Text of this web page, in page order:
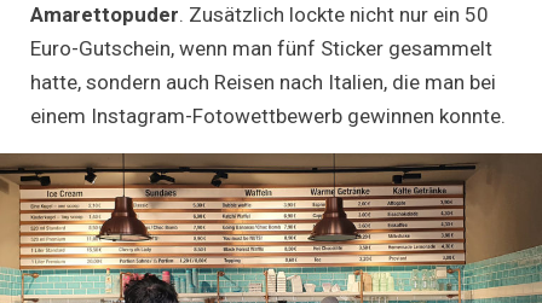
Amarettopuder. Zusätzlich lockte nicht nur ein 50
Euro-Gutschein, wenn man fünf Sticker gesammelt
hatte, sondern auch Reisen nach Italien, die man bei
einem Instagram-Fotowettbewerb gewinnen konnte.